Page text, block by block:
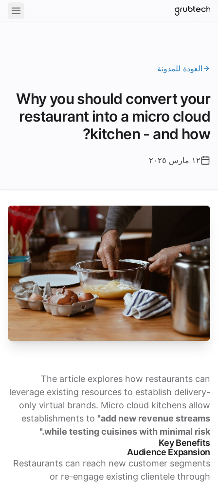
العودة للمدونة
Why you should convert your
restaurant into a micro cloud
kitchen - and how?
١٢ مارس ٢٠٢٥
The article explores how restaurants can
leverage existing resources to establish delivery-
only virtual brands. Micro cloud kitchens allow
establishments to "add new revenue streams
while testing cuisines with minimal risk."
Key Benefits
Audience Expansion
Restaurants can reach new customer segments
or re-engage existing clientele through